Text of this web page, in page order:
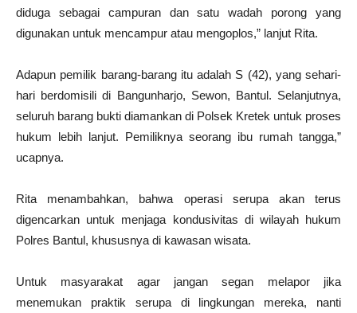
diduga sebagai campuran dan satu wadah porong yang
digunakan untuk mencampur atau mengoplos,” lanjut Rita.
Adapun pemilik barang-barang itu adalah S (42), yang sehari-
hari berdomisili di Bangunharjo, Sewon, Bantul. Selanjutnya,
seluruh barang bukti diamankan di Polsek Kretek untuk proses
hukum lebih lanjut. Pemiliknya seorang ibu rumah tangga,”
ucapnya.
Rita menambahkan, bahwa operasi serupa akan terus
digencarkan untuk menjaga kondusivitas di wilayah hukum
Polres Bantul, khususnya di kawasan wisata.
Untuk masyarakat agar jangan segan melapor jika
menemukan praktik serupa di lingkungan mereka, nanti